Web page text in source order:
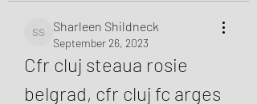
Sharleen Shildneck
Sharleen Shildneck
September 26, 2023
Cfr cluj steaua rosie
belgrad, cfr cluj fc arges